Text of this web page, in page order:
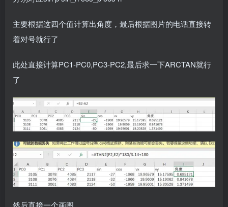
主要根据这四个值计算出角度，最后根据图片的电话直接转
着对号就行了
此处直接计算PC1-PC0,PC3-PC2,最后求一下ARCTAN就行
了
然后直接一个画图